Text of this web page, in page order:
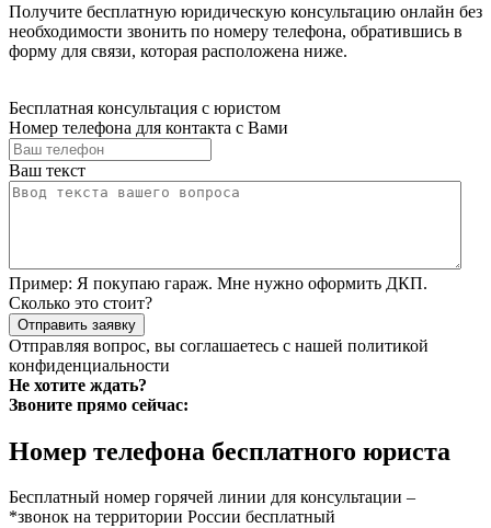
Получите бесплатную юридическую консультацию онлайн без
необходимости звонить по номеру телефона, обратившись в
форму для связи, которая расположена ниже.
Бесплатная консультация с юристом
Номер телефона для контакта с Вами
Ваш текст
Пример: Я покупаю гараж. Мне нужно оформить ДКП.
Сколько это стоит?
Отправить заявку
Отправляя вопрос, вы соглашаетесь с нашей политикой
конфиденциальности
Не хотите ждать?
Звоните прямо сейчас:
Номер телефона бесплатного юриста
Бесплатный номер горячей линии для консультации –
*звонок на территории России бесплатный